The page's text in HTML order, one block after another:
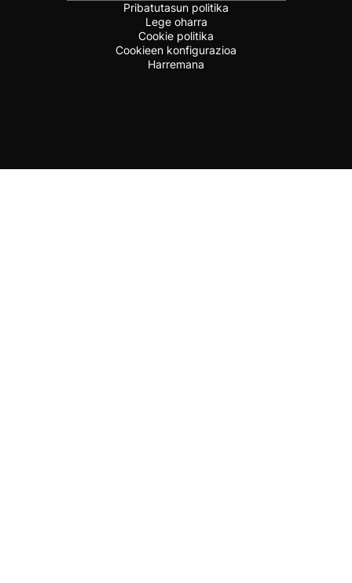
Pribatutasun politika
Lege oharra
Cookie politika
Cookieen konfigurazioa
Harremana